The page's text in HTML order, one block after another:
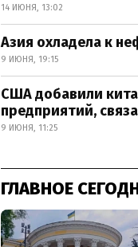
14 ИЮНЯ, 13:02
Азия охладела к
9 ИЮНЯ, 19:15
США добавили
предприятий,
9 ИЮНЯ, 11:25
ГЛАВНОЕ